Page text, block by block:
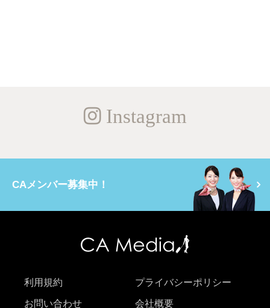
Instagram
CAメンバー募集中！
利用規約 プライバシーポリシー
お問い合わせ 会社概要